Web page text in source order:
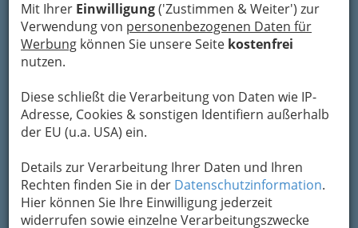
Mit Ihrer Einwilligung('Zustimmen & Weiter') zur
Verwendung von personenbezogenen Daten für
Werbung können Sie unsere Seite kostenfrei
nutzen.
Diese schließt die Verarbeitung von Daten wie IP-
Adresse, Cookies & sonstigen Identifiern außerhalb
der EU (u.a. USA) ein.
Details zur Verarbeitung Ihrer Daten und Ihren
Rechten finden Sie in der Datenschutzinformation.
Hier können Sie Ihre Einwilligung jederzeit
widerrufen sowie einzelne Verarbeitungszwecke
Brieftasche zu treffen.Vance
Packard
Wenn Sie einen Dollar in ihr Unternehmen
bereithalten, um das bekannt zu machen. Henry
Ford
Fünfzig Prozent bei der Werbung sind
welche Hälfte das ist.Henry Ford
Werbung ist
die Kunst,
anderen